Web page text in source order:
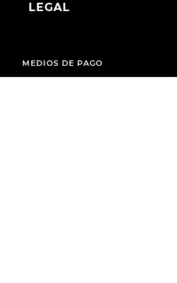
LEGAL
MEDIOS DE PAGO